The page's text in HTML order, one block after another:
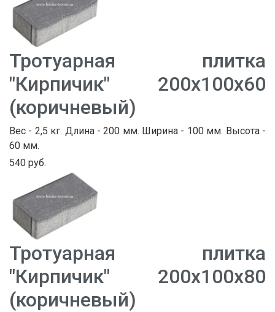
Тротуарная плитка
"Кирпичик" 200х100х60
(коричневый)
Вес - 2,5 кг. Длина - 200 мм. Ширина - 100 мм. Высота -
60 мм.
540 руб.
Тротуарная плитка
"Кирпичик" 200х100х80
(коричневый)